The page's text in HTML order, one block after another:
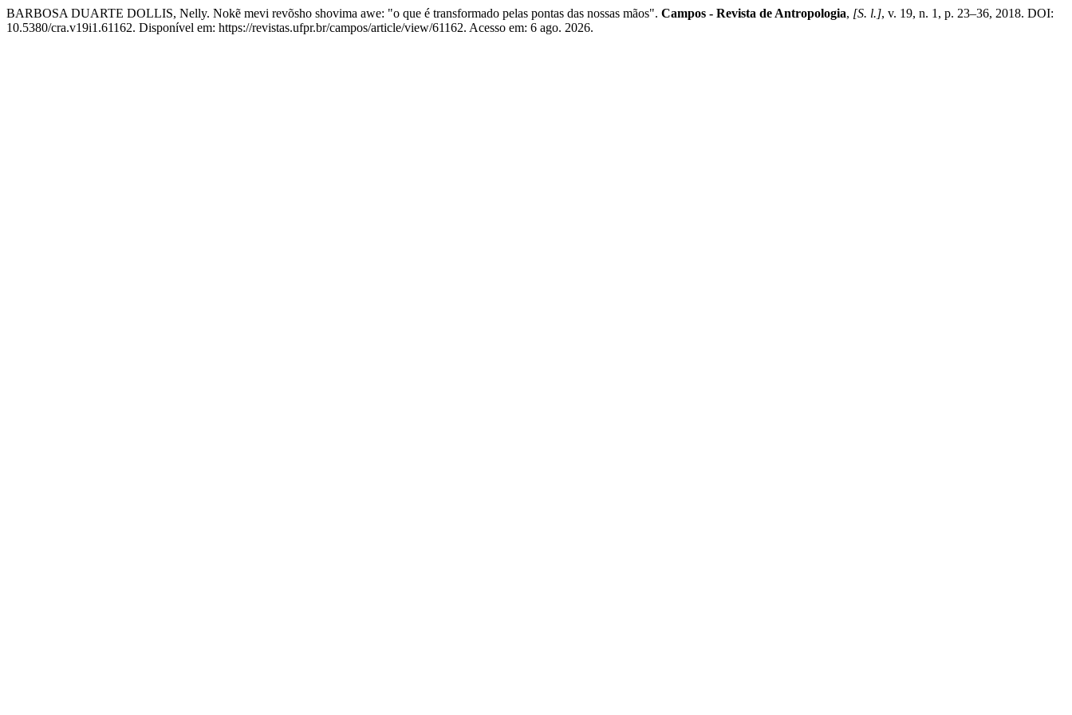
BARBOSA DUARTE DOLLIS, Nelly. Nokẽ mevi revõsho shovima awe: "o que é transformado pelas pontas das nossas mãos". Campos - Revista de Antropologia, [S. l.], v. 19, n. 1, p. 23–36, 2018. DOI:
10.5380/cra.v19i1.61162. Disponível em: https://revistas.ufpr.br/campos/article/view/61162. Acesso em: 6 ago. 2026.